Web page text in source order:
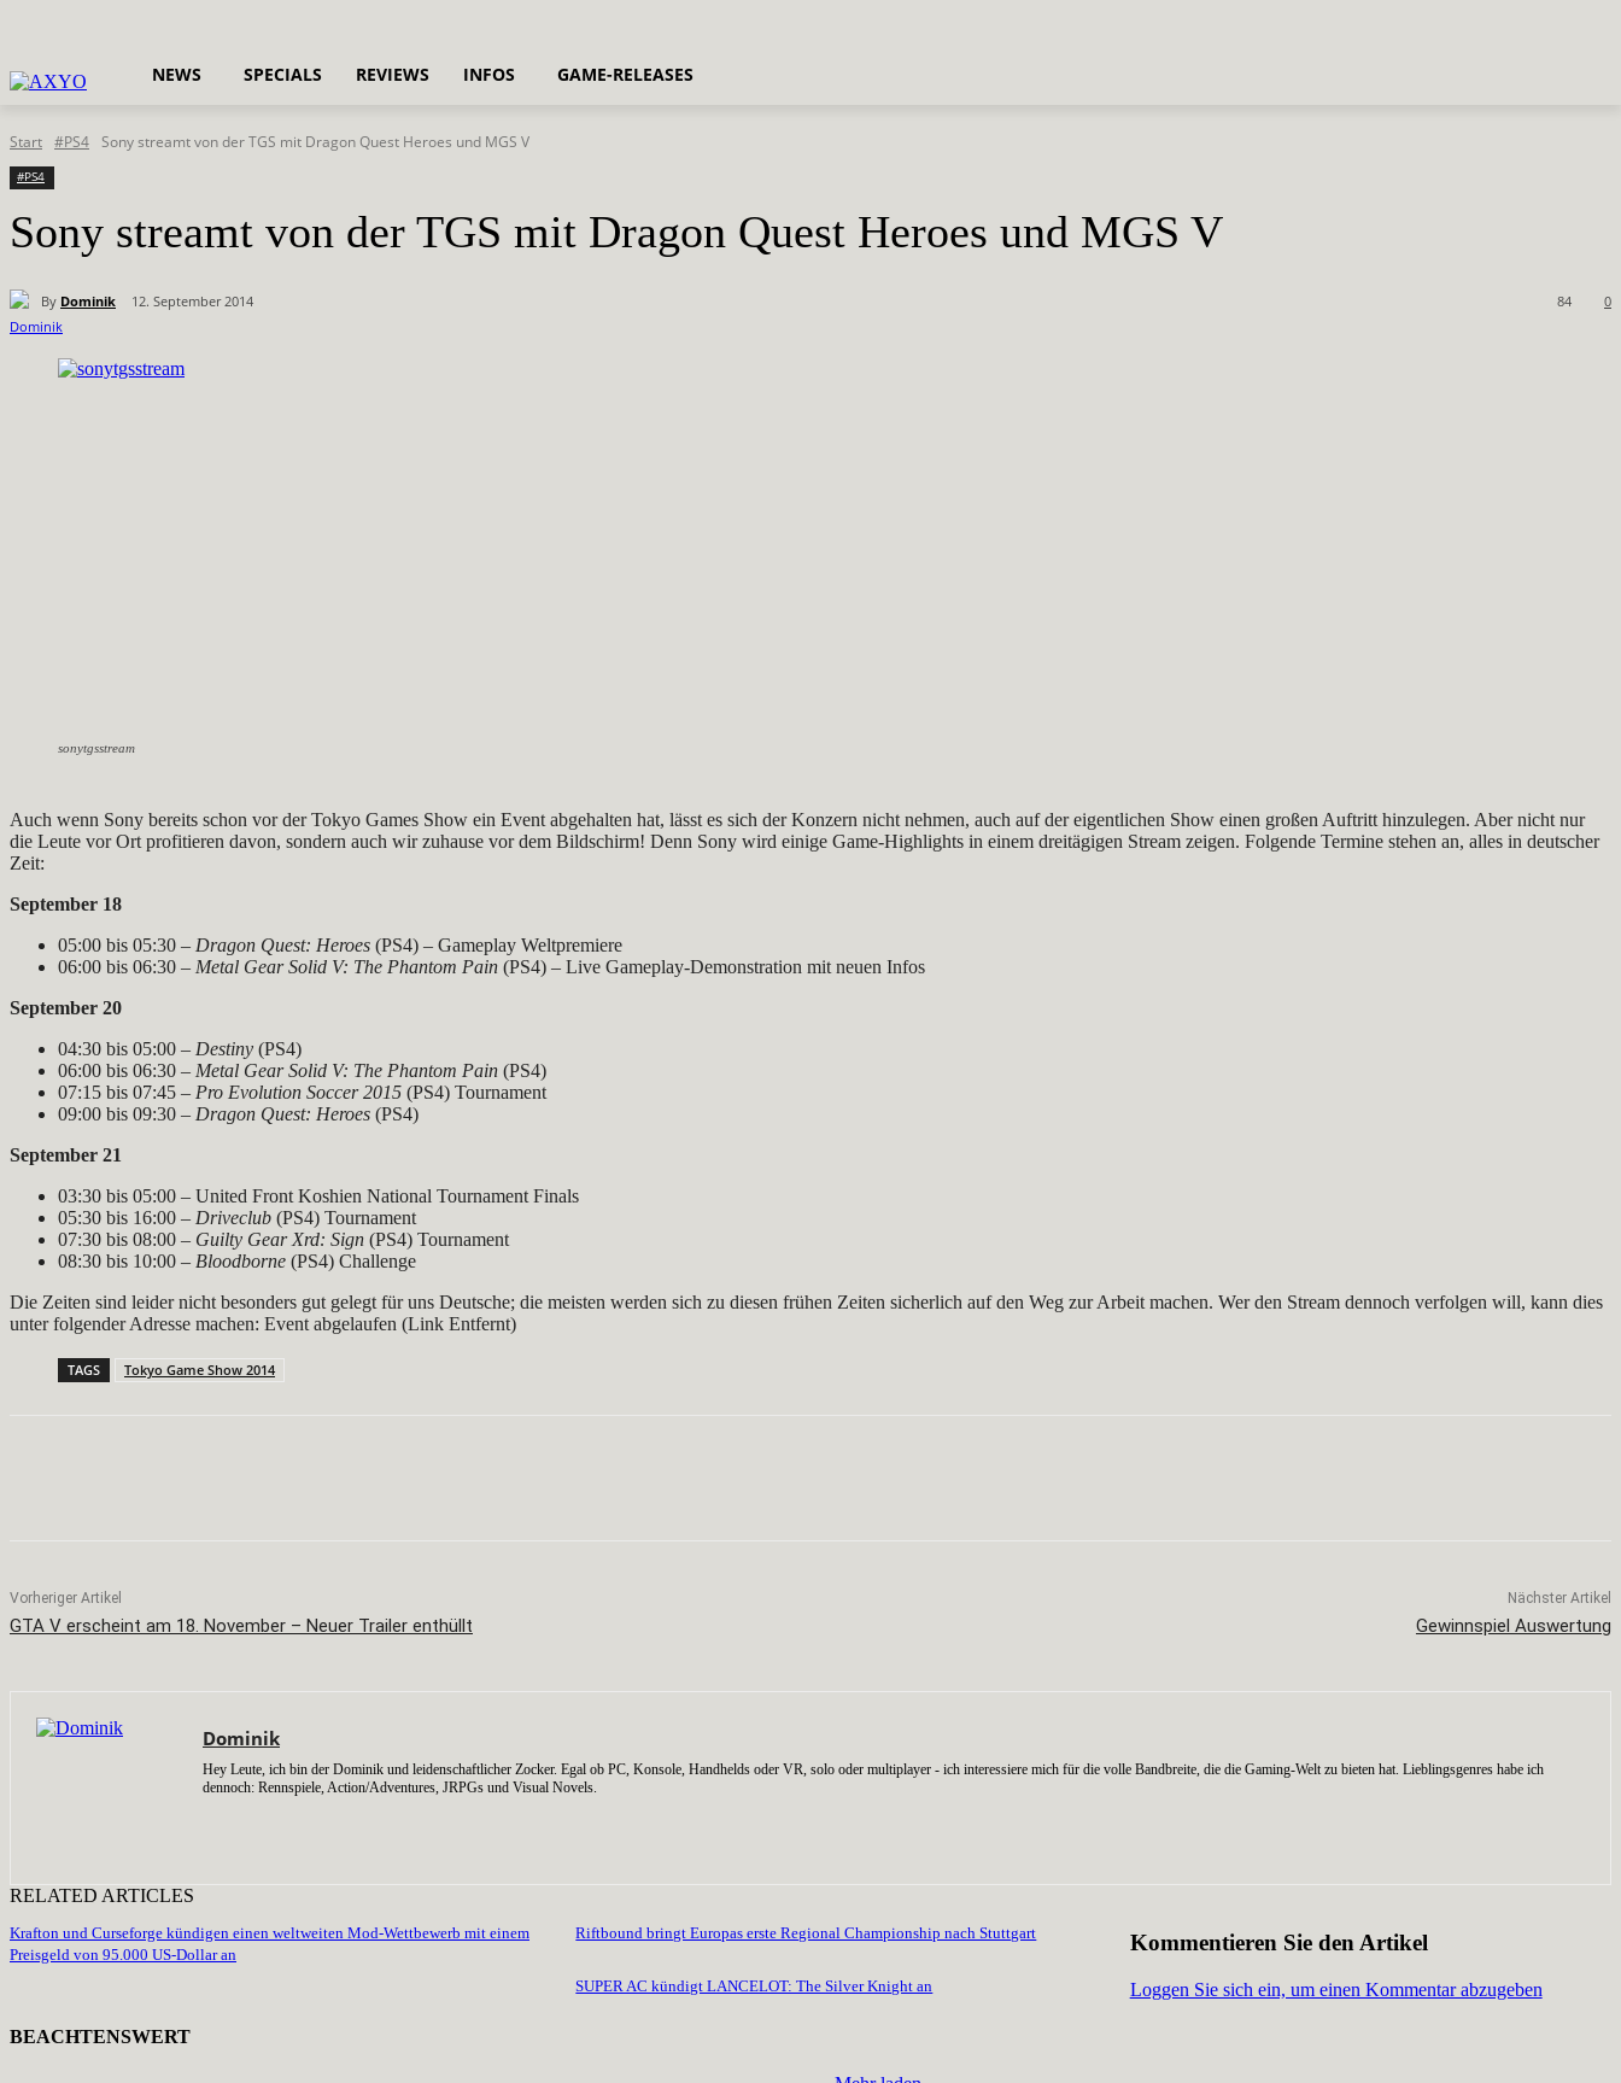
NEWS SPECIALS REVIEWS INFOS GAME-RELEASES
Start #PS4 Sony streamt von der TGS mit Dragon Quest Heroes und MGS V
#PS4
Sony streamt von der TGS mit Dragon Quest Heroes und MGS V
By Dominik 12. September 2014 0
84
sonytgsstream
Auch wenn Sony bereits schon vor der Tokyo Games Show ein Event abgehalten hat, lässt es sich der Konzern nicht nehmen, auch auf der eigentlichen Show einen großen Auftritt hinzulegen. Aber nicht nur
die Leute vor Ort profitieren davon, sondern auch wir zuhause vor dem Bildschirm! Denn Sony wird einige Game-Highlights in einem dreitägigen Stream zeigen. Folgende Termine stehen an, alles in deutscher
Zeit:
September 18
05:00 bis 05:30 – Dragon Quest: Heroes (PS4) – Gameplay Weltpremiere
06:00 bis 06:30 – Metal Gear Solid V: The Phantom Pain (PS4) – Live Gameplay-Demonstration mit neuen Infos
September 20
04:30 bis 05:00 – Destiny (PS4)
06:00 bis 06:30 – Metal Gear Solid V: The Phantom Pain (PS4)
07:15 bis 07:45 – Pro Evolution Soccer 2015 (PS4) Tournament
09:00 bis 09:30 – Dragon Quest: Heroes (PS4)
September 21
03:30 bis 05:00 – United Front Koshien National Tournament Finals
05:30 bis 16:00 – Driveclub (PS4) Tournament
07:30 bis 08:00 – Guilty Gear Xrd: Sign (PS4) Tournament
08:30 bis 10:00 – Bloodborne (PS4) Challenge
Die Zeiten sind leider nicht besonders gut gelegt für uns Deutsche; die meisten werden sich zu diesen frühen Zeiten sicherlich auf den Weg zur Arbeit machen. Wer den Stream dennoch verfolgen will, kann dies
unter folgender Adresse machen: Event abgelaufen (Link Entfernt)
TAGS Tokyo Game Show 2014
Vorheriger Artikel
GTA V erscheint am 18. November – Neuer Trailer enthüllt
Nächster Artikel
Gewinnspiel Auswertung
Dominik
Hey Leute, ich bin der Dominik und leidenschaftlicher Zocker. Egal ob PC, Konsole, Handhelds oder VR, solo oder multiplayer - ich interessiere mich für die volle Bandbreite, die die Gaming-Welt zu bieten hat. Lieblingsgenres habe ich
dennoch: Rennspiele, Action/Adventures, JRPGs und Visual Novels.
RELATED ARTICLES
Krafton und Curseforge kündigen einen weltweiten Mod-Wettbewerb mit einem
Preisgeld von 95.000 US-Dollar an
Riftbound bringt Europas erste Regional Championship nach Stuttgart
SUPER AC kündigt LANCELOT: The Silver Knight an
Kommentieren Sie den Artikel
Loggen Sie sich ein, um einen Kommentar abzugeben
BEACHTENSWERT